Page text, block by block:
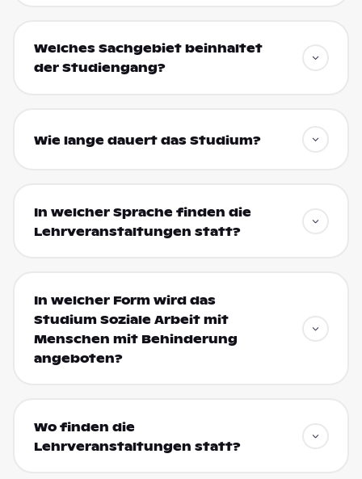
Welches Sachgebiet beinhaltet
der Studiengang?
Wie lange dauert das Studium?
In welcher Sprache finden die
Lehrveranstaltungen statt?
In welcher Form wird das
Studium Soziale Arbeit mit
Menschen mit Behinderung
angeboten?
Wo finden die
Lehrveranstaltungen statt?